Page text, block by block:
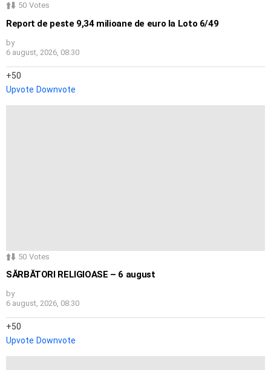
50 Votes
Report de peste 9,34 milioane de euro la Loto 6/49
by
6 august, 2026, 08:30
50
Upvote Downvote
50 Votes
SĂRBĂTORI RELIGIOASE – 6 august
by
6 august, 2026, 08:30
50
Upvote Downvote